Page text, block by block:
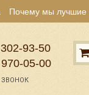
Почему мы лучшие